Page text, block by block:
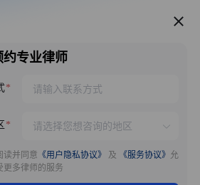
服务推荐
约专业律师
读并同意 《用户隐私协议》 及 《服务协议》 允
更多律师的服务